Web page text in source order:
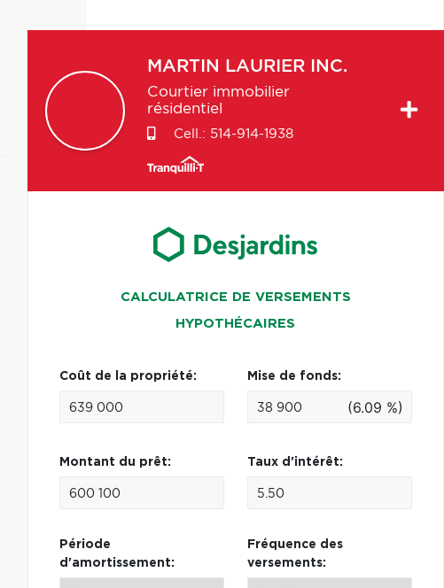
MARTIN LAURIER INC.
Courtier immobilier
résidentiel
Cell.: 514-914-1938
CALCULATRICE DE VERSEMENTS
HYPOTHÉCAIRES
Coût de la propriété: Mise de fonds:
(6.09 %)
Montant du prêt: Taux d'intérêt:
Période
d'amortissement:
Fréquence des
versements: